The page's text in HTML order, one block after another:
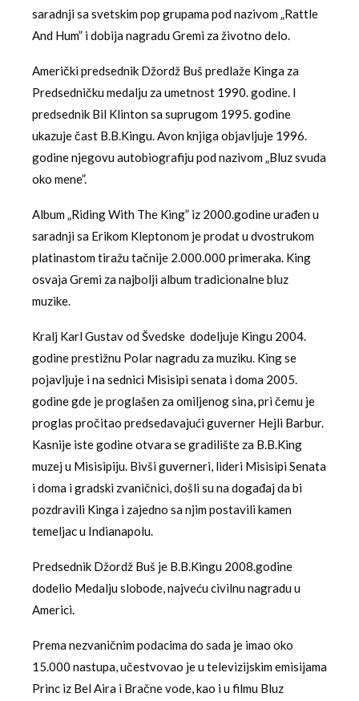
saradnji sa svetskim pop grupama pod nazivom „Rattle
And Hum” i dobija nagradu Gremi za životno delo.
Američki predsednik Džordž Buš predlaže Kinga za
Predsedničku medalju za umetnost 1990. godine. I
predsednik Bil Klinton sa suprugom 1995. godine
ukazuje čast B.B.Kingu. Avon knjiga objavljuje 1996.
godine njegovu autobiografiju pod nazivom „Bluz svuda
oko mene”.
Album „Riding With The King” iz 2000.godine urađen u
saradnji sa Erikom Kleptonom je prodat u dvostrukom
platinastom tiražu tačnije 2.000.000 primeraka. King
osvaja Gremi za najbolji album tradicionalne bluz
muzike.
Kralj Karl Gustav od Švedske dodeljuje Kingu 2004.
godine prestižnu Polar nagradu za muziku. King se
pojavljuje i na sednici Misisipi senata i doma 2005.
godine gde je proglašen za omiljenog sina, pri čemu je
proglas pročitao predsedavajući guverner Hejli Barbur.
Kasnije iste godine otvara se gradilište za B.B.King
muzej u Misisipiju. Bivši guverneri, lideri Misisipi Senata
i doma i gradski zvaničnici, došli su na događaj da bi
pozdravili Kinga i zajedno sa njim postavili kamen
temeljac u Indianapolu.
Predsednik Džordž Buš je B.B.Kingu 2008.godine
dodelio Medalju slobode, najveću civilnu nagradu u
Americi.
Prema nezvaničnim podacima do sada je imao oko
15.000 nastupa, učestvovao je u televizijskim emisijama
Princ iz Bel Aira i Bračne vode, kao i u filmu Bluz